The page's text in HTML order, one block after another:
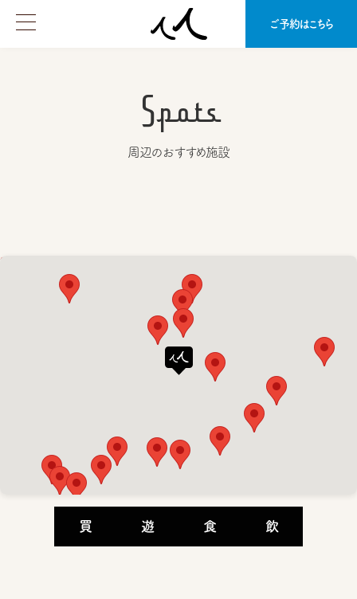
ご予約はこちら
Spots
周辺のおすすめ施設
買 遊 食 飲